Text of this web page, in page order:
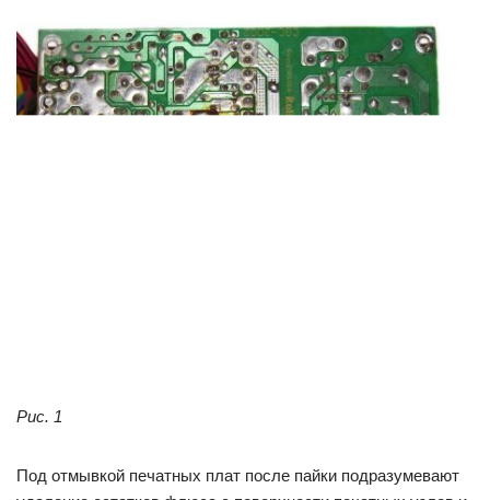
Рис. 1
Под отмывкой печатных плат после пайки подразумевают